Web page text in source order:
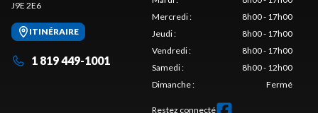
J9E 2E6
ITINÉRAIRE
1 819 449-1001
Mercredi:
8h00 - 17h00
Jeudi:
8h00 - 17h00
Vendredi:
8h00 - 17h00
Samedi:
8h00 - 12h00
Dimanche: Fermé
Restez connecté